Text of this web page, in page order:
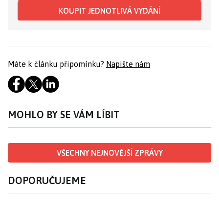
KOUPIT JEDNOTLIVÁ VYDÁNÍ
Máte k článku připomínku? Napište nám
MOHLO BY SE VÁM LÍBIT
VŠECHNY NEJNOVĚJŠÍ ZPRÁVY
DOPORUČUJEME